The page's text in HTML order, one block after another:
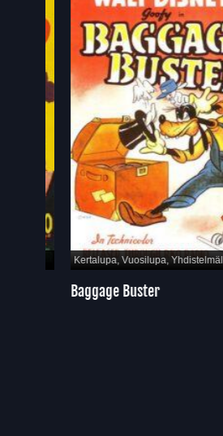
Kertalupa, Vuosilupa, Yhdistelmälupa
Baggage Buster